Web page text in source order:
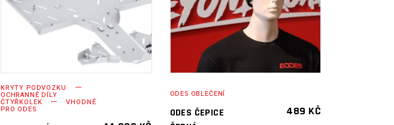
KOŠÍKU
KRYTY PODVOZKU
OCHRANNÉ DÍLY
ČTYŘKOLEK VHODNÉ
PRO ODES
KOŠÍKU
ODES OBLEČENÍ
ODES ČEPICE
489 KČ